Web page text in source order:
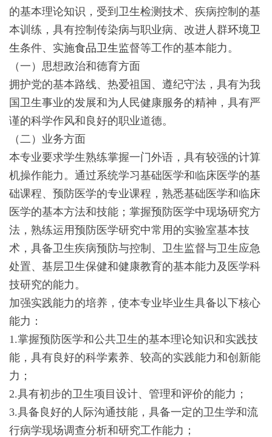
的基本理论知识，受到卫生检测技术、疾病控制的基
本训练，具有控制传染病与职业病、改进人群环境卫
生条件、实施食品卫生 监督等工作的基本能力。
（一）思想政治和德育方面
拥护党的基本路线、热爱祖国、遵纪守法，具有为我
国卫生事业的发展和为人民健康服务的精神，具有严
谨的科学作风和良好的职业道德。
（二）业务方面
本专业要求学生熟练掌握一门外语，具有较强的计算
机操作能力。通过系统学习基础医学和临床医学的基
础课程、预防医学的专业课程，熟悉基础医学和临床
医学的基本方法和技能；掌握预防医学中现场研究方
法，熟练运用预防医学研究中常用的实验室基本技
术，具备卫生疾病预防与控制、卫生监督与卫生应急
处置、基层卫生保健和健康教育的基本能力及医学科
技研究的能力。
加强实践能力的培养，使本专业毕业生具备以下核心
能力：
1.掌握预防医学和公共卫生的基本理论知识和实践技
能，具有良好的科学素养、较高的实践能力和创新能
力；
2.具有初步的卫生项目设计、管理和评价的能力；
3.具备良好的人际沟通技能，具备一定的卫生学和流
行病学现场调查分析和研究工作能力；